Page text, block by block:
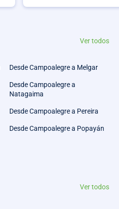
Ver todos
Desde Campoalegre a Melgar
Desde Campoalegre a
Natagaima
Desde Campoalegre a Pereira
Desde Campoalegre a Popayán
Ver todos